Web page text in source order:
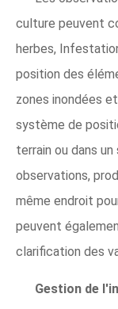
culture peuvent
herbes,
position des
zones inondées
système de
terrain ou dans
observations,
même endroit
peuvent
clarification des
Gestion de